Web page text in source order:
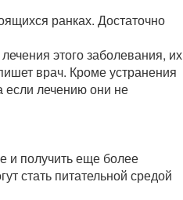
ранках. Достаточно
этого заболевания, их
врач. Кроме устранения
если лечению они не
и получить еще более
стать питательной средой